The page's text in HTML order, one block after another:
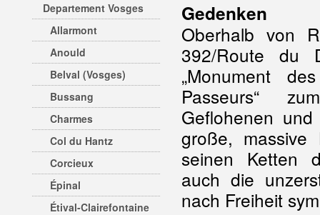
Departement Vosges
Allarmont
Anould
Belval (Vosges)
Bussang
Charmes
Col du Hantz
Corcieux
Épinal
Étival-Clairefontaine
Gedenken
Oberhalb von
392/Route du
„Monument
Passeurs“
Geflohenen
große,
seinen Ketten
auch die
nach Freiheit